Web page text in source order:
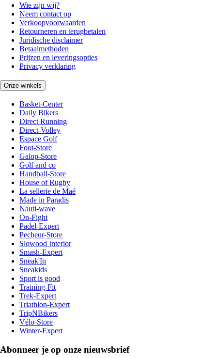
Wie zijn wij?
Neem contact op
Verkoopvoorwaarden
Retourneren en terugbetalen
Juridische disclaimer
Betaalmethoden
Prijzen en leveringsopties
Privacy verklaring
Onze winkels
Basket-Center
Daily Bikers
Direct Running
Direct-Volley
Espace Golf
Foot-Store
Galop-Store
Golf and co
Handball-Store
House of Rugby
La sellerie de Maé
Made in Paradis
Nauti-wave
On-Fight
Padel-Expert
Pecheur-Store
Slowood Interior
Smash-Expert
Sneak'In
Sneakids
Sport is good
Training-Fit
Trek-Expert
Triathlon-Expert
TripNBikers
Vélo-Store
Winter-Expert
Abonneer je op onze nieuwsbrief